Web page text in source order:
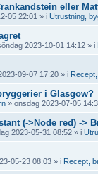
eller
05 22:01 » i Utrustning,
2023-10-01 14:12 » i
09-07 17:20 » i
i Glasgow?
» onsdag 2023-07-05
(->Node red) ->
2023-05-31 08:52 » i
05-23 08:03 » i Recept,